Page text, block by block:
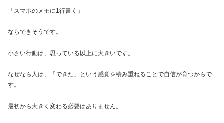
「スマホのメモに1行書く」
ならできそうです。
小さい行動は、思っている以上に大きいです。
なぜなら人は、「できた」という感覚を積み重ねることで自信が育つからで
す。
最初から大きく変わる必要はありません。